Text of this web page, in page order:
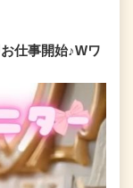
仕事開始♪Wワ